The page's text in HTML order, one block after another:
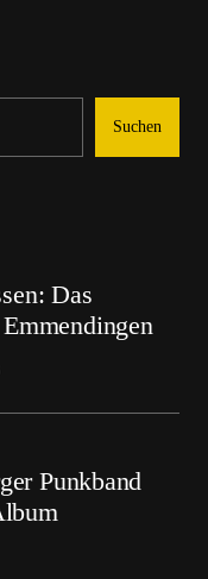
Suchen
Das
Punkband